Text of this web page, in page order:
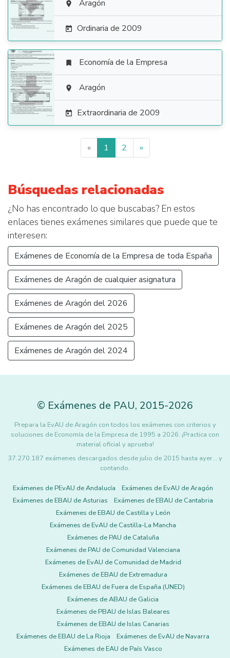
 Aragón
 Ordinaria de 2009

 Economía de la Empresa
 Aragón
 Extraordinaria de 2009
« 1 2 »
Búsquedas relacionadas
¿No has encontrado lo que buscabas? En estos
enlaces tienes exámenes similares que puede que te
interesen:
Exámenes de Economía de la Empresa de toda España
Exámenes de Aragón de cualquier asignatura
Exámenes de Aragón del 2026
Exámenes de Aragón del 2025
Exámenes de Aragón del 2024
© Exámenes de PAU, 2015-2026
Prepara la EvAU de Aragón con todos los exámenes con criterios y
soluciones de Economía de la Empresa de 1995 a 2026. ¡Practica con
material oficial y aprueba!
37.270.187 exámenes descargados desde julio de 2015 hasta ayer... y
contando.
Exámenes de PEvAU de Andalucía
Exámenes de EvAU de Aragón
Exámenes de EBAU de Asturias
Exámenes de EBAU de Cantabria
Exámenes de EBAU de Castilla y León
Exámenes de EvAU de Castilla-La Mancha
Exámenes de PAU de Cataluña
Exámenes de PAU de Comunidad Valenciana
Exámenes de EvAU de Comunidad de Madrid
Exámenes de EBAU de Extremadura
Exámenes de EBAU de Fuera de España (UNED)
Exámenes de ABAU de Galicia
Exámenes de PBAU de Islas Baleares
Exámenes de EBAU de Islas Canarias
Exámenes de EBAU de La Rioja
Exámenes de EvAU de Navarra
Exámenes de EAU de País Vasco